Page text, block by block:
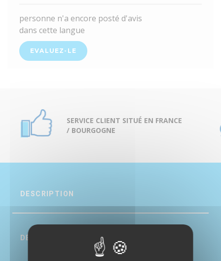
personne n'a encore posté d'avis
dans cette langue
EVALUEZ-LE
SERVICE CLIENT SITUÉ EN FRANCE
/ BOURGOGNE
DESCRIPTION
DÉTAILS DU PRODUIT